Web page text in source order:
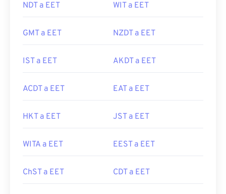
NDT a EET WIT a EET
GMT a EET NZDT a EET
IST a EET AKDT a EET
ACDT a EET EAT a EET
HKT a EET JST a EET
WITA a EET EEST a EET
ChST a EET CDT a EET